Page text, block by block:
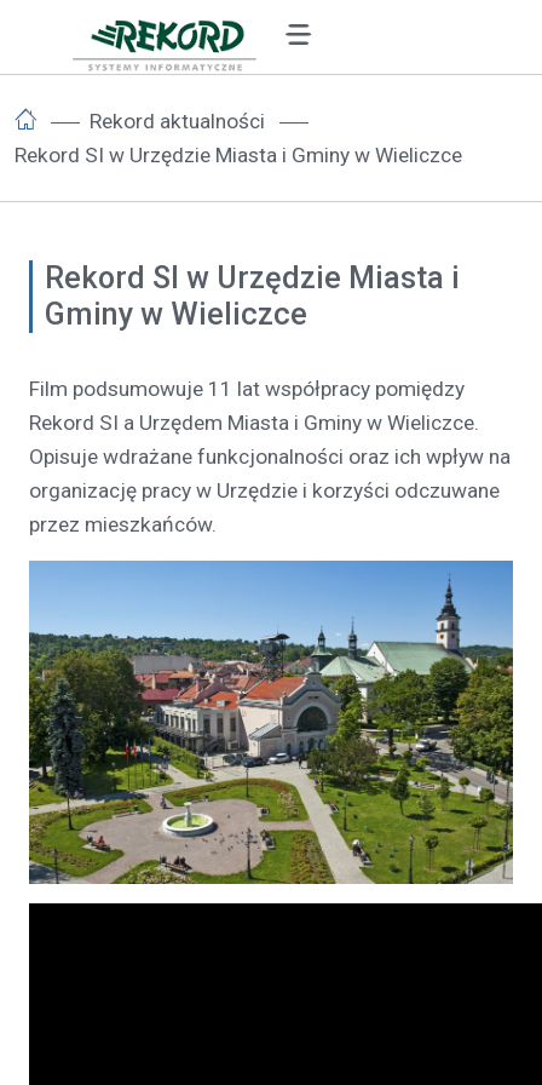
Rekord aktualności
Rekord SI w Urzędzie Miasta i Gminy w Wieliczce
Rekord SI w Urzędzie Miasta i
Gminy w Wieliczce
Film podsumowuje 11 lat współpracy pomiędzy
Rekord SI a Urzędem Miasta i Gminy w Wieliczce.
Opisuje wdrażane funkcjonalności oraz ich wpływ na
organizację pracy w Urzędzie i korzyści odczuwane
przez mieszkańców.